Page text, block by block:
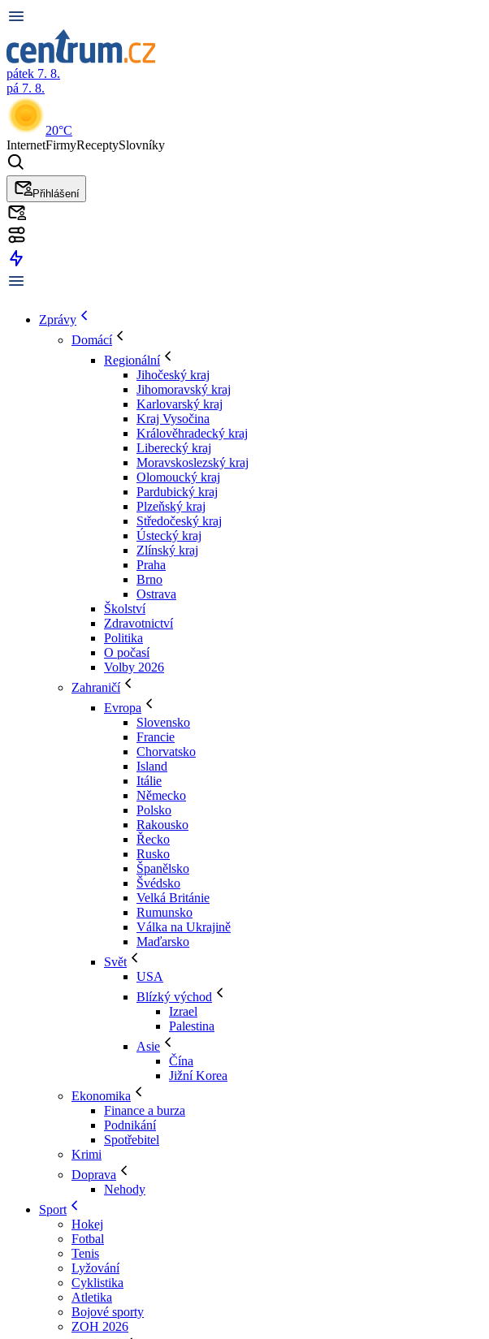
pátek 7. 8.
pá 7. 8.
20°C
InternetFirmyReceptySlovníky
Přihlášení
Zprávy
Domácí
Regionální
Jihočeský kraj
Jihomoravský kraj
Karlovarský kraj
Kraj Vysočina
Králověhradecký kraj
Liberecký kraj
Moravskoslezský kraj
Olomoucký kraj
Pardubický kraj
Plzeňský kraj
Středočeský kraj
Ústecký kraj
Zlínský kraj
Praha
Brno
Ostrava
Školství
Zdravotnictví
Politika
O počasí
Volby 2026
Zahraničí
Evropa
Slovensko
Francie
Chorvatsko
Island
Itálie
Německo
Polsko
Rakousko
Řecko
Rusko
Španělsko
Švédsko
Velká Británie
Rumunsko
Válka na Ukrajině
Maďarsko
Svět
USA
Blízký východ
Izrael
Palestina
Asie
Čína
Jižní Korea
Ekonomika
Finance a burza
Podnikání
Spotřebitel
Krimi
Doprava
Nehody
Sport
Hokej
Fotbal
Tenis
Lyžování
Cyklistika
Atletika
Bojové sporty
ZOH 2026